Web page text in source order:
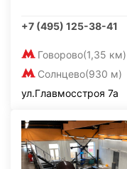
+7 (495) 125-38-41
Говорово(1,35 км)
Солнцево(930 м)
ул.Главмосстроя 7а